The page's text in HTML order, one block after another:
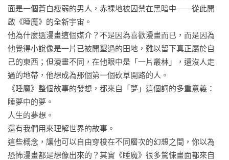
《睡魔特典二：狩夢》
【收錄篇目】
第一章
第二章
第三章
第四章
第五章
第六章
《睡魔特典三：死亡》
【收錄篇目】
死亡：活著的高昂代價
面是一個蒼白瘦弱的男人，赤裸地被囚禁在黑暗中——從此開
啟《睡魔》的全新宇宙。
他為什麼選漫畫這個媒介？不是因為喜歡漫畫而已，而是因為
他覺得小說像是一片已被開墾過的田地，難以留下真正屬於自
己的東西；但漫畫不同，在他眼中是「一片叢林」，還沒人走
過的地帶，他想成為那個第一個砍草開路的人。
《睡魔》整個故事的發想，都來自「夢」這個詞的多重意義：
睡夢中的夢。
人生的夢想。
還有我們用來理解世界的故事。
這些概念，讓他可以自由穿梭在不同層次的幻想之間，你以為
恐怖漫畫都是想像出來的？其實《睡魔》很多驚悚畫面都來自